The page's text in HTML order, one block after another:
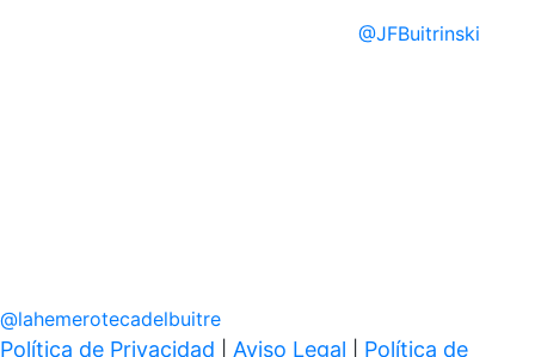
@JFBuitrinski
@lahemerotecadelbuitre
Política de Privacidad Aviso Legal Política de